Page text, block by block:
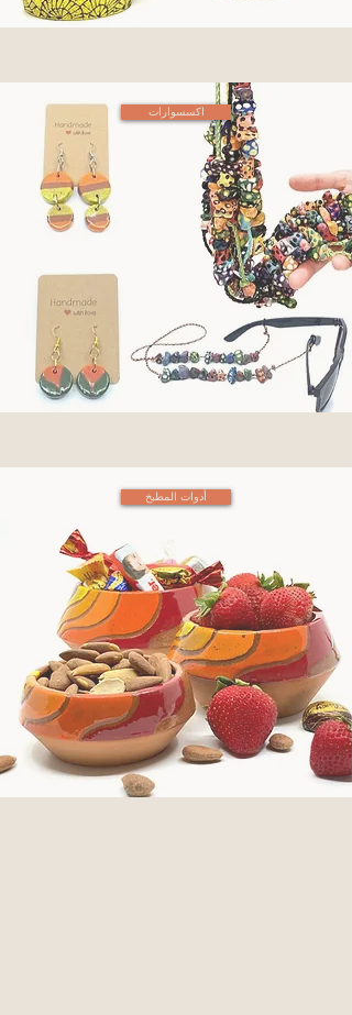
اكسسوارات
أدوات المطبخ